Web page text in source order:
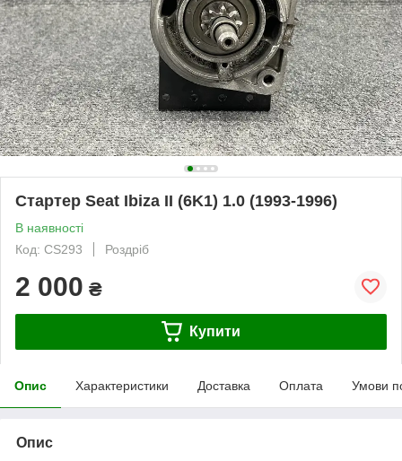
Стартер Seat Ibiza II (6K1) 1.0 (1993-1996)
В наявності
Код: CS293
Роздріб
2 000 ₴
Купити
Опис Характеристики Доставка Оплата Умови
Опис